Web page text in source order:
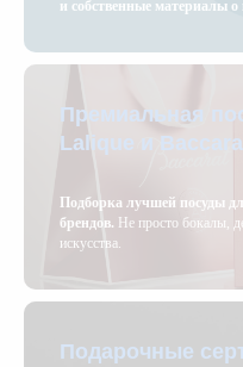
и собственные материалы о
Премиальная
Lalique и
Подборка лучшей посуды
брендов. Не просто бокалы,
искусства.
Подарочные